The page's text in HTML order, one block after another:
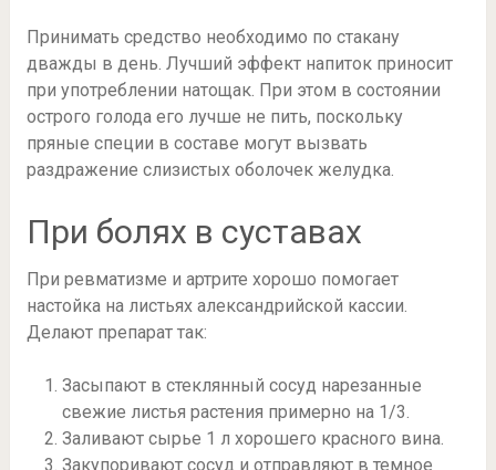
Принимать средство необходимо по стакану
дважды в день. Лучший эффект напиток приносит
при употреблении натощак. При этом в состоянии
острого голода его лучше не пить, поскольку
пряные специи в составе могут вызвать
раздражение слизистых оболочек желудка.
При болях в суставах
При ревматизме и артрите хорошо помогает
настойка на листьях александрийской кассии.
Делают препарат так:
Засыпают в стеклянный сосуд нарезанные
свежие листья растения примерно на 1/3.
Заливают сырье 1 л хорошего красного вина.
Закупоривают сосуд и отправляют в темное